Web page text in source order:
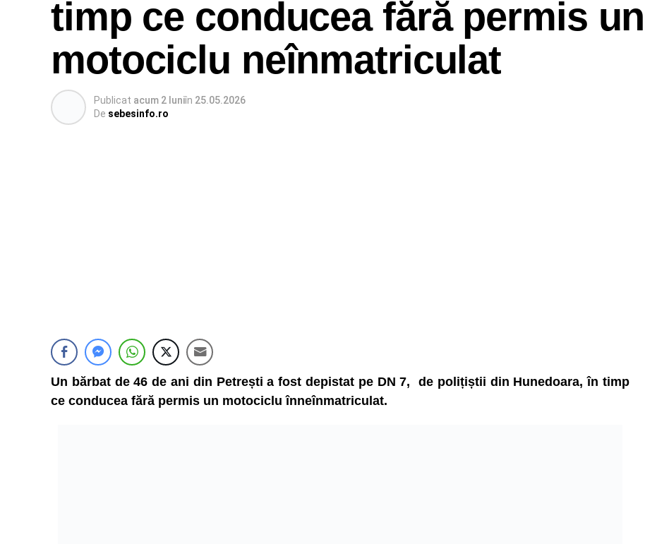
timp ce conducea fără permis un
motociclu neînmatriculat
Publicat acum 2 luniîn 25.05.2026
De sebesinfo.ro
Un bărbat de 46 de ani din Petrești a fost depistat pe DN 7, de polițiștii din Hunedoara, în timp
ce conducea fără permis un motociclu înneînmatriculat.